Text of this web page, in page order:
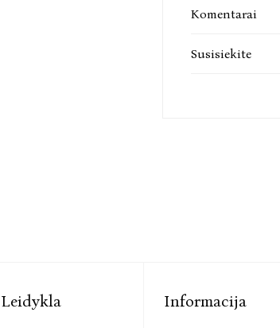
Komentarai
Susisiekite
Leidykla Informacija